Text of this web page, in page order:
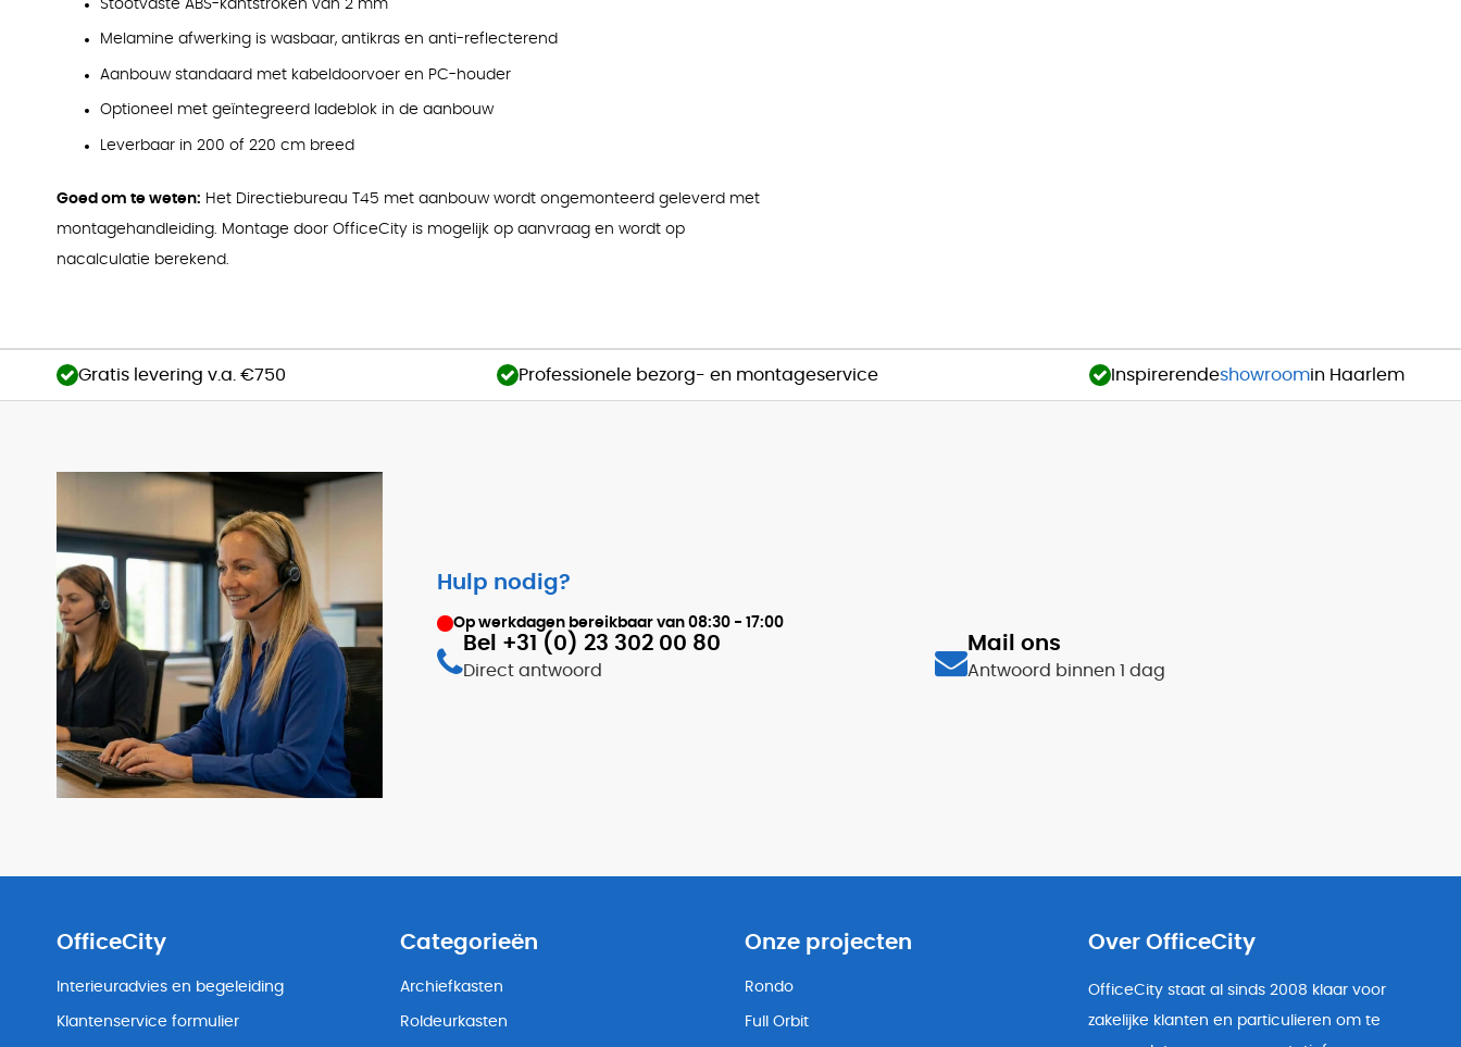
Stootvaste ABS-kantstroken van 2 mm
Melamine afwerking is wasbaar, antikras en anti-reflecterend
Aanbouw standaard met kabeldoorvoer en PC-houder
Optioneel met geïntegreerd ladeblok in de aanbouw
Leverbaar in 200 of 220 cm breed
Goed om te weten: Het Directiebureau T45 met aanbouw wordt ongemonteerd geleverd met
montagehandleiding. Montage door OfficeCity is mogelijk op aanvraag en wordt op
nacalculatie berekend.
Gratis levering v.a. €750 Professionele bezorg- en montageservice Inspirerendeshowroomin Haarlem
Hulp nodig?
Op werkdagen bereikbaar van 08:30 - 17:00
Bel +31 (0) 23 302 00 80
Direct antwoord
Mail ons
Antwoord binnen 1 dag
OfficeCity
Interieuradvies en begeleiding
Klantenservice formulier
Categorieën
Archiefkasten
Roldeurkasten
Onze projecten
Rondo
Full Orbit
Over OfficeCity
OfficeCity staat al sinds 2008 klaar voor
zakelijke klanten en particulieren om te